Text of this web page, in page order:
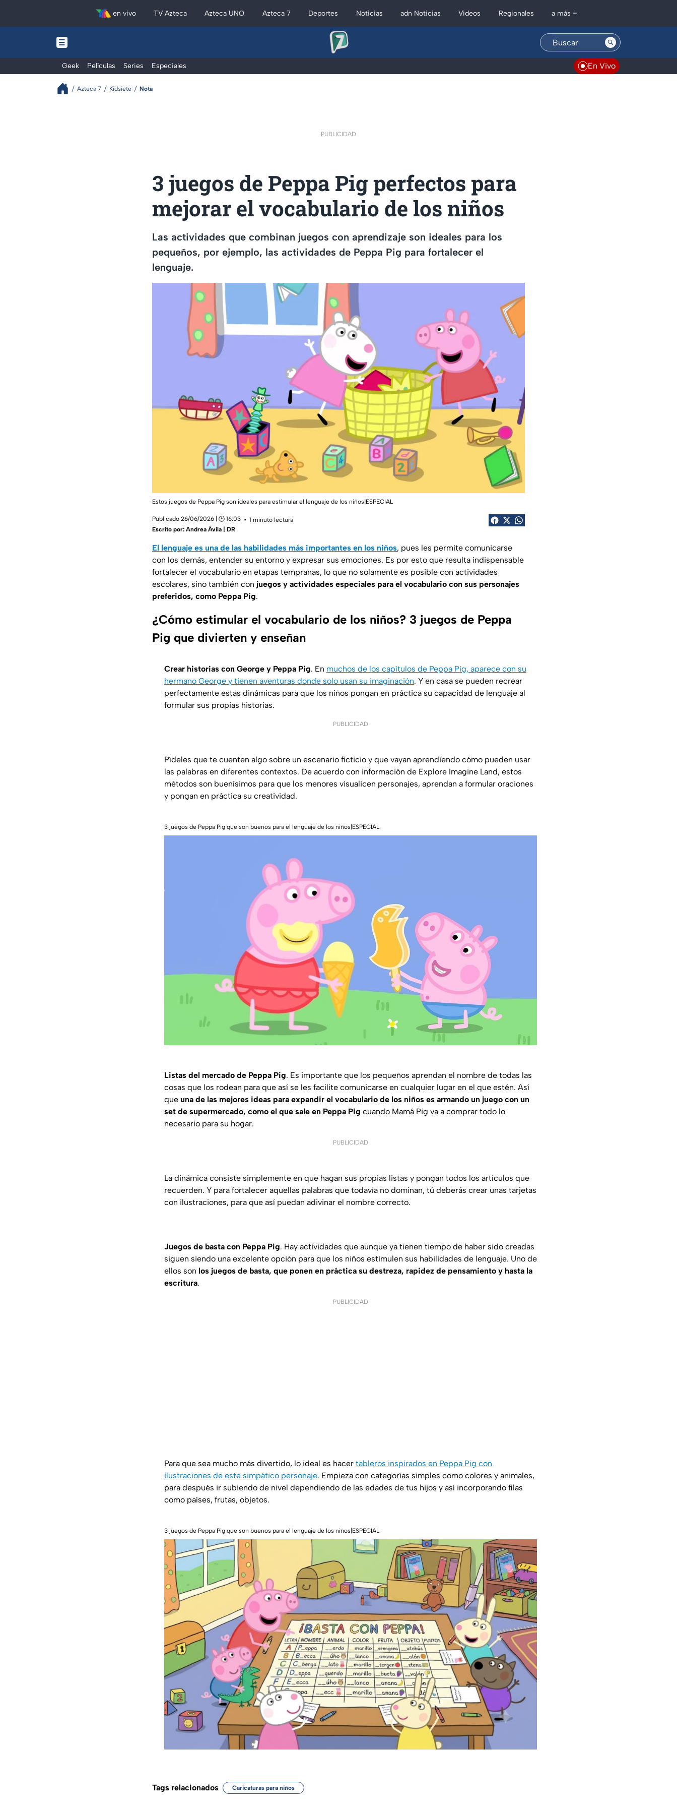
en vivo TV Azteca Azteca UNO Azteca 7 Deportes Noticias adn Noticias Videos Regionales a más +
Geek Películas Series Especiales En Vivo
Azteca 7 Kidsiete Nota
PUBLICIDAD
3 juegos de Peppa Pig perfectos para
mejorar el vocabulario de los niños
Las actividades que combinan juegos con aprendizaje son ideales para los
pequeños, por ejemplo, las actividades de Peppa Pig para fortalecer el
lenguaje.
Estos juegos de Peppa Pig son ideales para estimular el lenguaje de los niños|ESPECIAL
Publicado 26/06/2026 | 🕑 16:03
1 minuto lectura
Escrito por: Andrea Ávila | DR
El lenguaje es una de las habilidades más importantes en los niños, pues les permite comunicarse
con los demás, entender su entorno y expresar sus emociones. Es por esto que resulta indispensable
fortalecer el vocabulario en etapas tempranas, lo que no solamente es posible con actividades
escolares, sino también con juegos y actividades especiales para el vocabulario con sus personajes
preferidos, como Peppa Pig.
¿Cómo estimular el vocabulario de los niños? 3 juegos de Peppa
Pig que divierten y enseñan
Crear historias con George y Peppa Pig. En muchos de los capítulos de Peppa Pig, aparece con su
hermano George y tienen aventuras donde solo usan su imaginación. Y en casa se pueden recrear
perfectamente estas dinámicas para que los niños pongan en práctica su capacidad de lenguaje al
formular sus propias historias.
PUBLICIDAD
Pídeles que te cuenten algo sobre un escenario ficticio y que vayan aprendiendo cómo pueden usar
las palabras en diferentes contextos. De acuerdo con información de Explore Imagine Land, estos
métodos son buenísimos para que los menores visualicen personajes, aprendan a formular oraciones
y pongan en práctica su creatividad.
3 juegos de Peppa Pig que son buenos para el lenguaje de los niños|ESPECIAL
Listas del mercado de Peppa Pig. Es importante que los pequeños aprendan el nombre de todas las
cosas que los rodean para que así se les facilite comunicarse en cualquier lugar en el que estén. Así
que una de las mejores ideas para expandir el vocabulario de los niños es armando un juego con un
set de supermercado, como el que sale en Peppa Pig cuando Mamá Pig va a comprar todo lo
necesario para su hogar.
PUBLICIDAD
La dinámica consiste simplemente en que hagan sus propias listas y pongan todos los artículos que
recuerden. Y para fortalecer aquellas palabras que todavía no dominan, tú deberás crear unas tarjetas
con ilustraciones, para que así puedan adivinar el nombre correcto.
Juegos de basta con Peppa Pig. Hay actividades que aunque ya tienen tiempo de haber sido creadas
siguen siendo una excelente opción para que los niños estimulen sus habilidades de lenguaje. Uno de
ellos son los juegos de basta, que ponen en práctica su destreza, rapidez de pensamiento y hasta la
escritura.
PUBLICIDAD
Para que sea mucho más divertido, lo ideal es hacer tableros inspirados en Peppa Pig con
ilustraciones de este simpático personaje. Empieza con categorías simples como colores y animales,
para después ir subiendo de nivel dependiendo de las edades de tus hijos y así incorporando filas
como países, frutas, objetos.
3 juegos de Peppa Pig que son buenos para el lenguaje de los niños|ESPECIAL
Tags relacionados Caricaturas para niños